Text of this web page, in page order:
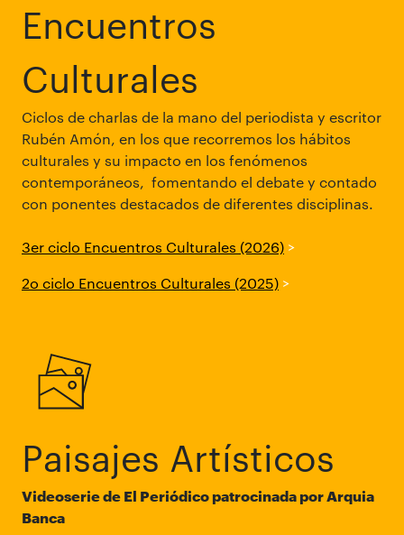
Encuentros
Culturales
Ciclos de charlas de la mano del periodista y escritor
Rubén Amón, en los que recorremos los hábitos
culturales y su impacto en los fenómenos
contemporáneos, fomentando el debate y contado
con ponentes destacados de diferentes disciplinas.
3er ciclo Encuentros Culturales (2026) >
2o ciclo Encuentros Culturales (2025) >
Paisajes Artísticos
Videoserie de El Periódico patrocinada por Arquia
Banca